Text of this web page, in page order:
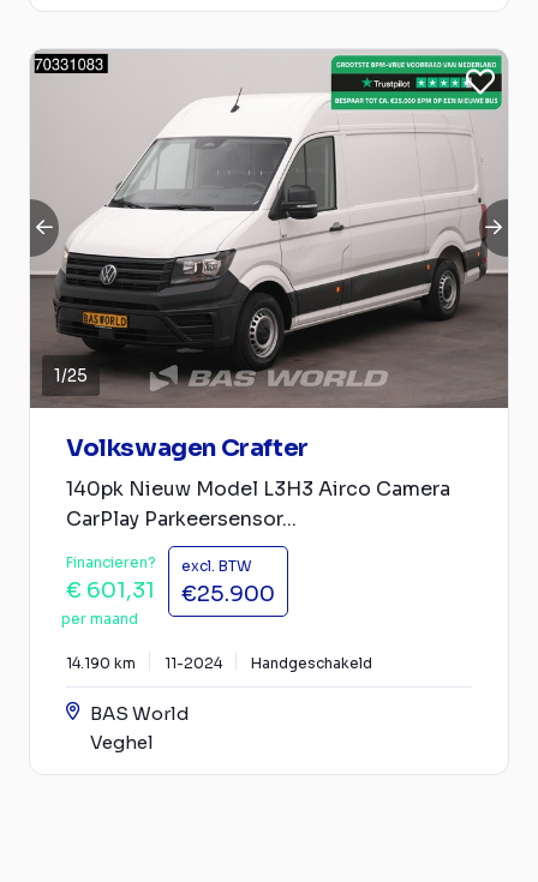
1/25
Volkswagen Crafter
140pk Nieuw Model L3H3 Airco Camera
CarPlay Parkeersensor...
Financieren?
€ 601,31
per maand
excl. BTW
€25.900
14.190 km 11-2024 Handgeschakeld
BAS World
Veghel